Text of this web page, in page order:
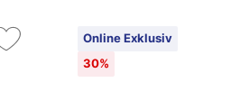
Online Exklusiv
30%